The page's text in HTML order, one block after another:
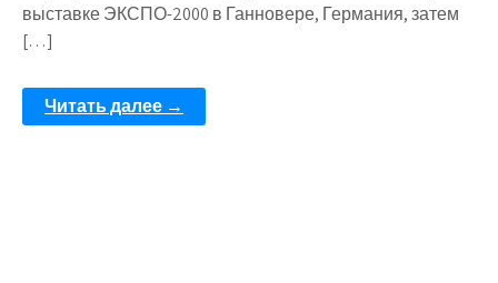
выставке ЭКСПО-2000 в Ганновере, Германия, затем
[…]
Читать далее →